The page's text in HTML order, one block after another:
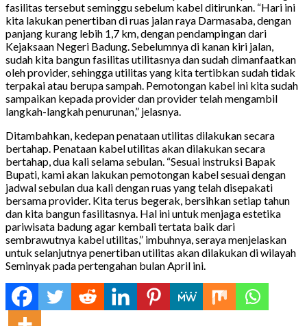
fasilitas tersebut seminggu sebelum kabel ditirunkan. “Hari ini
kita lakukan penertiban di ruas jalan raya Darmasaba, dengan
panjang kurang lebih 1,7 km, dengan pendampingan dari
Kejaksaan Negeri Badung. Sebelumnya di kanan kiri jalan,
sudah kita bangun fasilitas utilitasnya dan sudah dimanfaatkan
oleh provider, sehingga utilitas yang kita tertibkan sudah tidak
terpakai atau berupa sampah. Pemotongan kabel ini kita sudah
sampaikan kepada provider dan provider telah mengambil
langkah-langkah penurunan,” jelasnya.
Ditambahkan, kedepan penataan utilitas dilakukan secara
bertahap. Penataan kabel utilitas akan dilakukan secara
bertahap, dua kali selama sebulan. “Sesuai instruksi Bapak
Bupati, kami akan lakukan pemotongan kabel sesuai dengan
jadwal sebulan dua kali dengan ruas yang telah disepakati
bersama provider. Kita terus begerak, bersihkan setiap tahun
dan kita bangun fasilitasnya. Hal ini untuk menjaga estetika
pariwisata badung agar kembali tertata baik dari
sembrawutnya kabel utilitas,” imbuhnya, seraya menjelaskan
untuk selanjutnya penertiban utilitas akan dilakukan di wilayah
Seminyak pada pertengahan bulan April ini.